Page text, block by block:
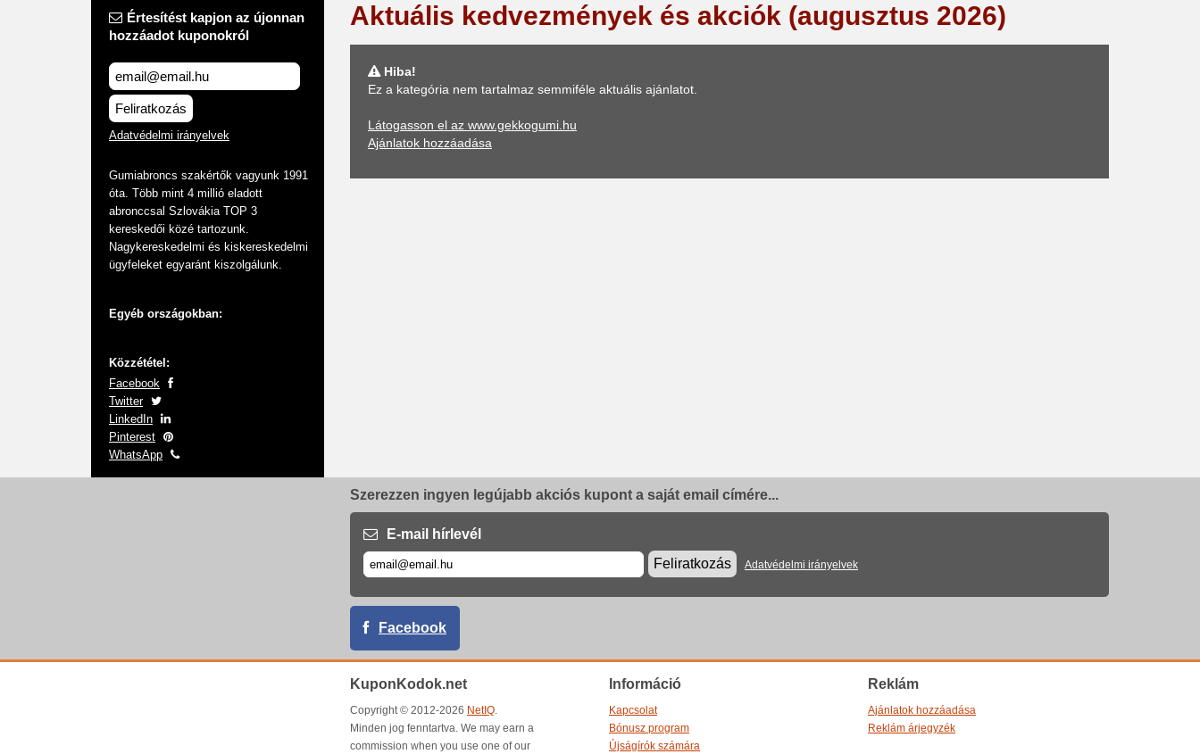
Értesítést kapjon az újonnan
hozzáadot kuponokról
Feliratkozás
Adatvédelmi irányelvek
Gumiabroncs szakértők vagyunk 1991
óta. Több mint 4 millió eladott
abronccsal Szlovákia TOP 3
kereskedői közé tartozunk.
Nagykereskedelmi és kiskereskedelmi
ügyfeleket egyaránt kiszolgálunk.
Egyéb országokban:
Közzététel:
Facebook
Twitter
LinkedIn
Pinterest
WhatsApp
Aktuális kedvezmények és akciók (augusztus 2026)
Hiba!
Ez a kategória nem tartalmaz semmiféle aktuális ajánlatot.
Látogasson el az www.gekkogumi.hu
Ajánlatok hozzáadása
Szerezzen ingyen legújabb akciós kupont a saját email címére...
E-mail hírlevél
Feliratkozás
Adatvédelmi irányelvek
Facebook
KuponKodok.net
Copyright © 2012-2026 NetIQ.
Minden jog fenntartva. We may earn a
commission when you use one of our
Információ
Kapcsolat
Bónusz program
Újságírók számára
Reklám
Ajánlatok hozzáadása
Reklám árjegyzék